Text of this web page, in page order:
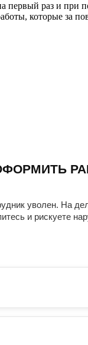
первый раз и
которые за
уволен. На
и рискуете